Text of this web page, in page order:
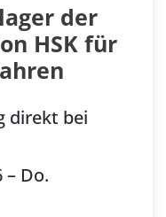
der
HSK für
direkt bei
– Do.